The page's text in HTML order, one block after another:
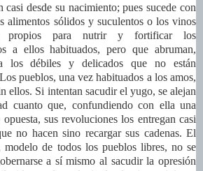
casi desde su nacimiento; pues sucede con
alimentos sólidos y suculentos o los vinos
propios para nutrir y fortificar los
a ellos habituados, pero que abruman,
los débiles y delicados que no están
pueblos, una vez habituados a los amos,
ellos. Si intentan sacudir el yugo, se alejan
cuanto que, confundiendo con ella una
sus revoluciones los entregan casi
no hacen sino recargar sus cadenas. El
modelo de todos los pueblos libres, no se
a sí mismo al sacudir la opresión